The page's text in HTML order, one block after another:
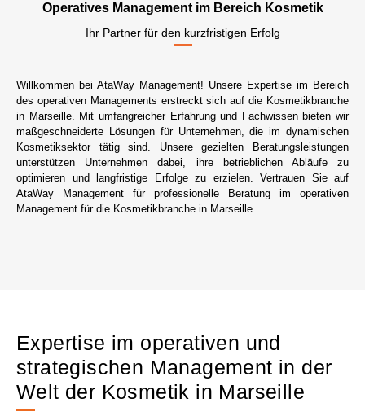
Operatives Management im Bereich Kosmetik
Ihr Partner für den kurzfristigen Erfolg
Willkommen bei AtaWay Management! Unsere Expertise im Bereich
des operativen Managements erstreckt sich auf die Kosmetikbranche
in Marseille. Mit umfangreicher Erfahrung und Fachwissen bieten wir
maßgeschneiderte Lösungen für Unternehmen, die im dynamischen
Kosmetiksektor tätig sind. Unsere gezielten Beratungsleistungen
unterstützen Unternehmen dabei, ihre betrieblichen Abläufe zu
optimieren und langfristige Erfolge zu erzielen. Vertrauen Sie auf
AtaWay Management für professionelle Beratung im operativen
Management für die Kosmetikbranche in Marseille.
Expertise im operativen und
strategischen Management in der
Welt der Kosmetik in Marseille